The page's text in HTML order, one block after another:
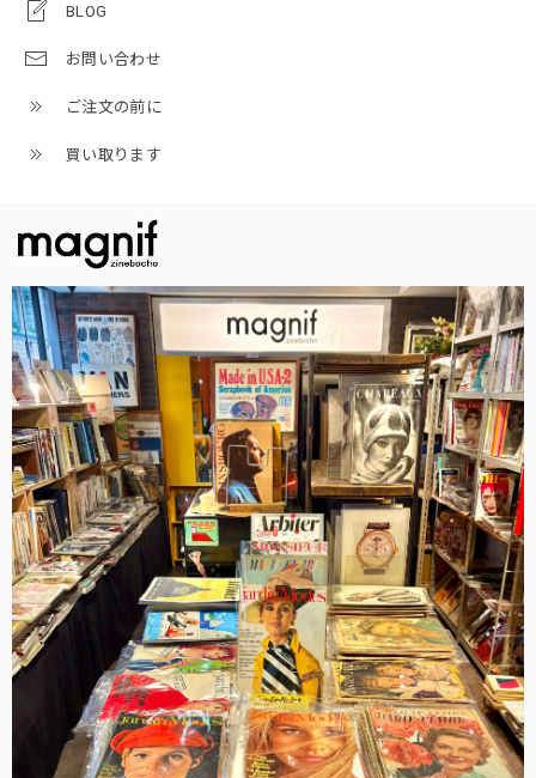
BLOG
お問い合わせ
ご注文の前に
買い取ります